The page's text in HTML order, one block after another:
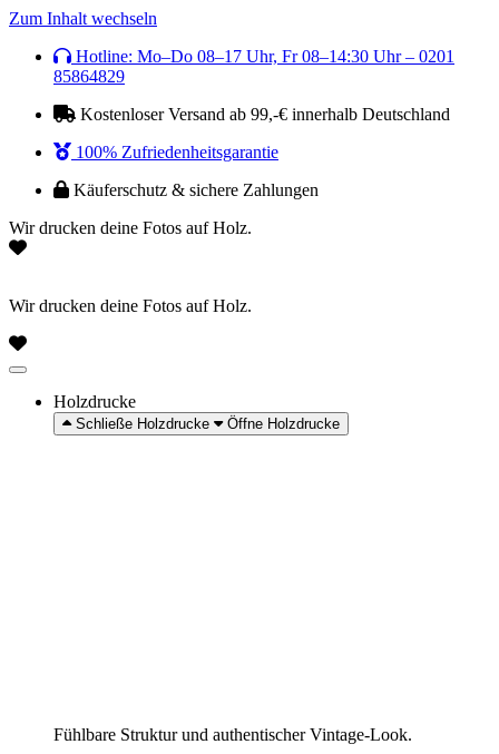
Zum Inhalt wechseln
Hotline: Mo–Do 08–17 Uhr, Fr 08–14:30 Uhr – 0201
85864829
Kostenloser Versand ab 99,-€ innerhalb Deutschland
100% Zufriedenheitsgarantie
Käuferschutz & sichere Zahlungen
Wir drucken deine Fotos auf Holz.
Wir drucken deine Fotos auf Holz.
Holzdrucke
Schließe Holzdrucke Öffne Holzdrucke
Fühlbare Struktur und authentischer Vintage-Look.